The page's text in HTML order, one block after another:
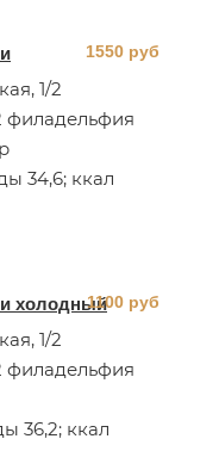
1550 руб
1/2
филадельфия
34,6; ккал
холодный1100 руб
1/2
филадельфия
36,2; ккал